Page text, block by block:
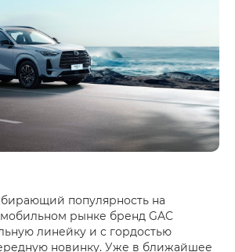
популярность на
рынке бренд GAC
линейку и с гордостью
новинку. Уже в ближайшее